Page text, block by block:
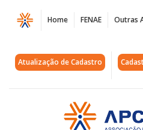
Página
Funcef
inicia
Home FENAE Outras
Atualização de Cadastro
Acessar
página
inicial